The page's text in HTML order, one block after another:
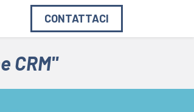
CONTATTACI
CRM"